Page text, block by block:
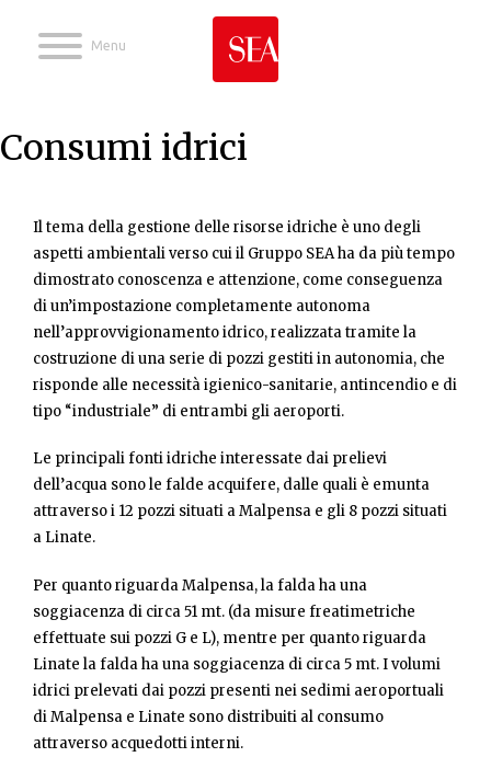
Jump to navigation
Consumi idrici
Il tema della gestione delle risorse idriche è uno degli
aspetti ambientali verso cui il Gruppo SEA ha da più tempo
dimostrato conoscenza e attenzione, come conseguenza
di un’impostazione completamente autonoma
nell’approvvigionamento idrico, realizzata tramite la
costruzione di una serie di pozzi gestiti in autonomia, che
risponde alle necessità igienico-sanitarie, antincendio e di
tipo “industriale” di entrambi gli aeroporti.
Le principali fonti idriche interessate dai prelievi
dell’acqua sono le falde acquifere, dalle quali è emunta
attraverso i 12 pozzi situati a Malpensa e gli 8 pozzi situati
a Linate.
Per quanto riguarda Malpensa, la falda ha una
soggiacenza di circa 51 mt. (da misure freatimetriche
effettuate sui pozzi G e L), mentre per quanto riguarda
Linate la falda ha una soggiacenza di circa 5 mt. I volumi
idrici prelevati dai pozzi presenti nei sedimi aeroportuali
di Malpensa e Linate sono distribuiti al consumo
attraverso acquedotti interni.